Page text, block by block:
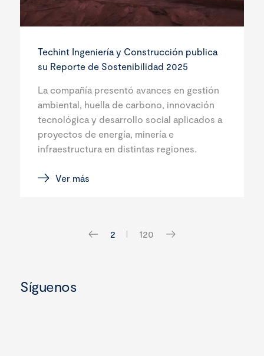
Techint Ingeniería y Construcción publica
su Reporte de Sostenibilidad 2025
La compañía presentó avances en gestión
ambiental, huella de carbono, innovación
tecnológica y desarrollo social aplicados a
proyectos de energía, minería e
infraestructura en distintas regiones.
Ver más
2 120
Síguenos